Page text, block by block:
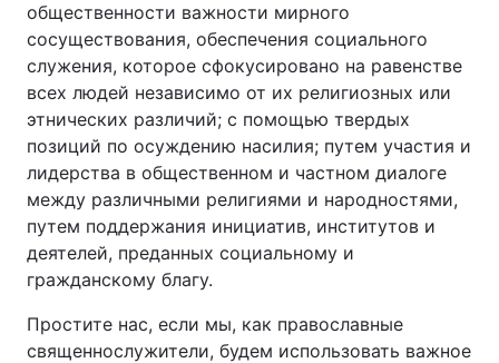
общественности важности мирного
сосуществования, обеспечения социального
служения, которое сфокусировано на равенстве
всех людей независимо от их религиозных или
этнических различий; с помощью твердых
позиций по осуждению насилия; путем участия и
лидерства в общественном и частном диалоге
между различными религиями и народностями,
путем поддержания инициатив, институтов и
деятелей, преданных социальному и
гражданскому благу.
Простите нас, если мы, как православные
священнослужители, будем использовать важное